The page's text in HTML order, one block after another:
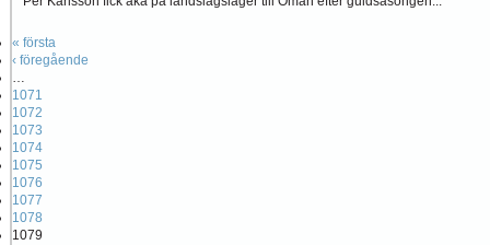
« första
‹ föregående
…
1071
1072
1073
1074
1075
1076
1077
1078
1079